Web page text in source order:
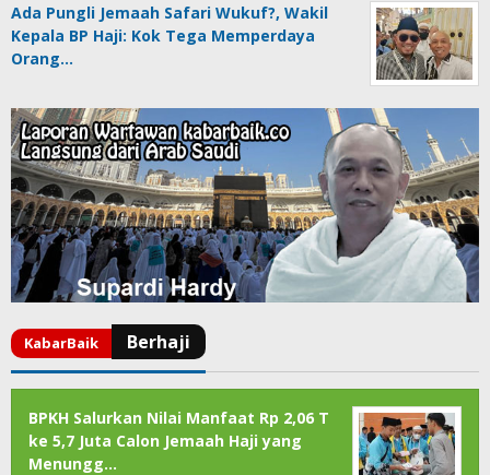
Ada Pungli Jemaah Safari Wukuf?, Wakil
Kepala BP Haji: Kok Tega Memperdaya
Orang…
BPKH Salurkan Nilai Manfaat Rp 2,06 T
ke 5,7 Juta Calon Jemaah Haji yang
Menungg…